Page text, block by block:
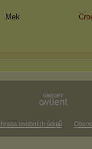
Mek
osobních údajů